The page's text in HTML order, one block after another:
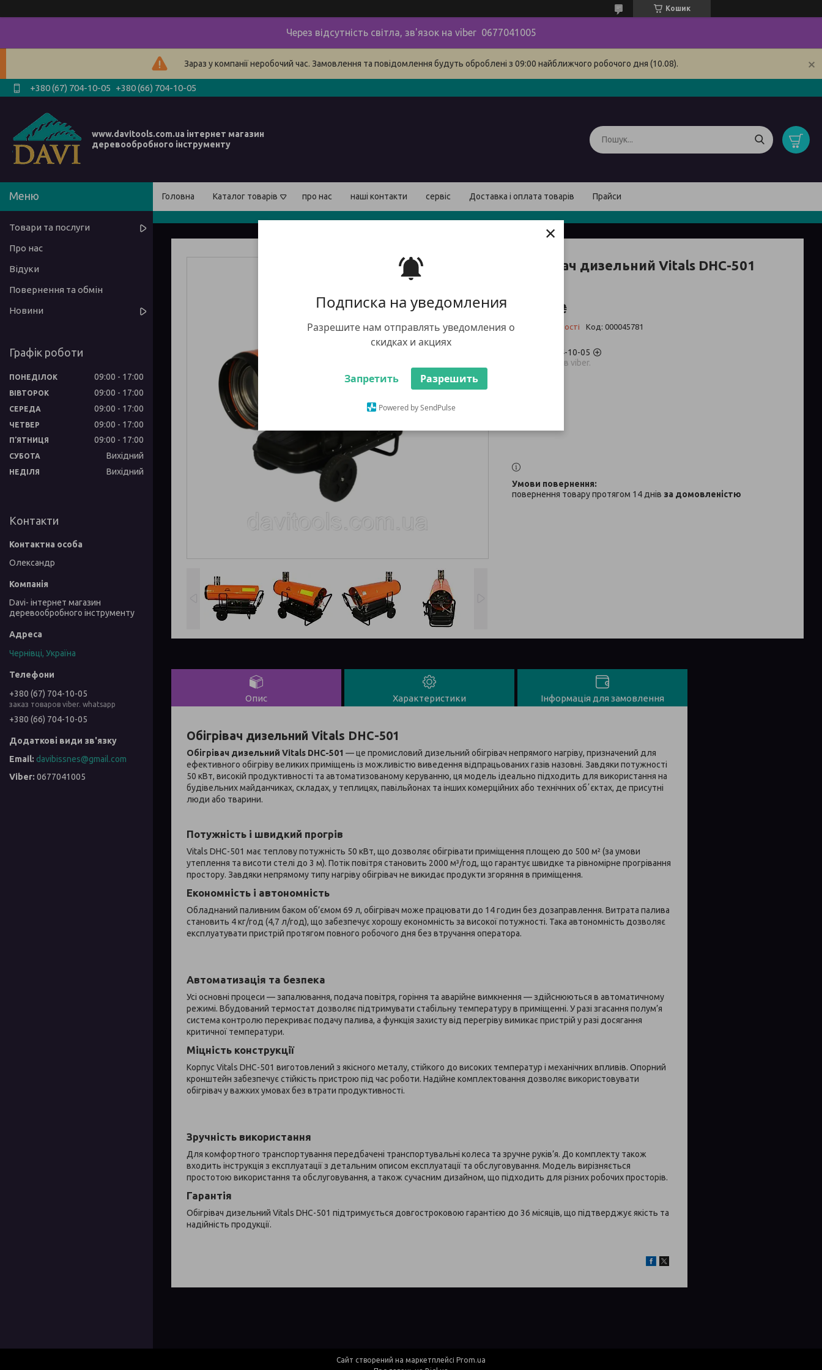
Подписка на уведомления
Разрешите нам отправлять уведомления о
скидках и акциях
Запретить Разрешить
Powered by SendPulse
×
Кошик
Через відсутність світла, зв'язок на viber 0677041005
Зараз у компанії неробочий час. Замовлення та повідомлення будуть оброблені з 09:00 найближчого робочого дня (10.08).
+380 (67) 704-10-05 +380 (66) 704-10-05
www.davitools.com.ua інтернет магазин
деревообробного інструменту
Головна Каталог товарів про нас наші контакти сервіс Доставка і оплата товарів Прайси
Обігрівач дизельний Vitals DHC-501
77 592 ₴
Немає в наявності Код: 000045781
+380 (67) 704-10-05
заказ товаров viber.
повернення товару протягом 14 днів за домовленістю
Опис Характеристики Інформація для замовлення
Обігрівач дизельний Vitals DHC-501
Обігрівач дизельний Vitals DHC-501 — це промисловий дизельний обігрівач непрямого нагріву, призначений для
ефективного обігріву великих приміщень із можливістю виведення відпрацьованих газів назовні. Завдяки потужності
50 кВт, високій продуктивності та автоматизованому керуванню, ця модель ідеально підходить для використання на
будівельних майданчиках, складах, у теплицях, павільйонах та інших комерційних або технічних обʼєктах, де присутні
люди або тварини.
Потужність і швидкий прогрів
Vitals DHC-501 має теплову потужність 50 кВт, що дозволяє обігрівати приміщення площею до 500 м² (за умови
утеплення та висоти стелі до 3 м). Потік повітря становить 2000 м³/год, що гарантує швидке та рівномірне прогрівання
простору. Завдяки непрямому типу нагріву обігрівач не викидає продукти згоряння в приміщення.
Економність і автономність
Обладнаний паливним баком об’ємом 69 л, обігрівач може працювати до 14 годин без дозаправлення. Витрата палива
становить 4 кг/год (4,7 л/год), що забезпечує хорошу економність за високої потужності. Така автономність дозволяє
експлуатувати пристрій протягом повного робочого дня без втручання оператора.
Автоматизація та безпека
Усі основні процеси — запалювання, подача повітря, горіння та аварійне вимкнення — здійснюються в автоматичному
режимі. Вбудований термостат дозволяє підтримувати стабільну температуру в приміщенні. У разі згасання полум’я
система контролю перекриває подачу палива, а функція захисту від перегріву вимикає пристрій у разі досягання
критичної температури.
Міцність конструкції
Корпус Vitals DHC-501 виготовлений з якісного металу, стійкого до високих температур і механічних впливів. Опорний
кронштейн забезпечує стійкість пристрою під час роботи. Надійне комплектовання дозволяє використовувати
обігрівач у важких умовах без втрати продуктивності.
Зручність використання
Для комфортного транспортування передбачені транспортувальні колеса та зручне руків’я. До комплекту також
входить інструкція з експлуатації з детальним описом експлуатації та обслуговування. Модель вирізняється
простотою використання та обслуговування, а також сучасним дизайном, що підходить для різних робочих просторів.
Гарантія
Обігрівач дизельний Vitals DHC-501 підтримується довгостроковою гарантією до 36 місяців, що підтверджує якість та
надійність продукції.
Товари та послуги
Про нас
Відуки
Повернення та обмін
Новини
Графік роботи
ПОНЕДІЛОК 09:00 17:00
ВІВТОРОК 09:00 17:00
СЕРЕДА 09:00 17:00
ЧЕТВЕР 09:00 17:00
ПʼЯТНИЦЯ 09:00 17:00
СУБОТА Вихідний
НЕДІЛЯ Вихідний
Контакти
Олександр
Davi- інтернет магазин
деревообробного інструменту
Чернівці, Україна
+380 (67) 704-10-05
заказ товаров viber. whatsapp
+380 (66) 704-10-05
davibissnes@gmail.com
0677041005
Сайт створений на маркетплейсі Prom.ua